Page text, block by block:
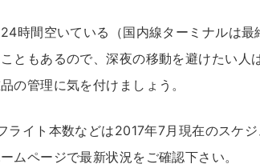
時間空いている（国内線ターミナルは
ともあるので、深夜の移動を避けたい人
の管理に気を付けましょう。
ライト本数などは2017年7月現在のスケ
ムページで最新状況をご確認下さい。